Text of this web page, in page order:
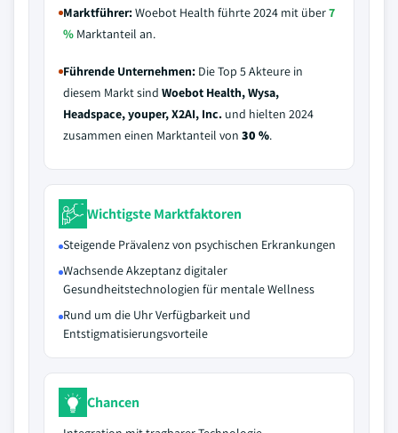
Marktführer:Woebot Health führte 2024 mit über7
% Marktanteil an.
Führende Unternehmen: Die Top 5 Akteure in
diesem Markt sind Woebot Health, Wysa,
Headspace, youper, X2AI, Inc. und hielten 2024
zusammen einen Marktanteil von 30 %.
Wichtigste Marktfaktoren
Steigende Prävalenz von psychischen Erkrankungen
Wachsende Akzeptanz digitaler
Gesundheitstechnologien für mentale Wellness
Rund um die Uhr Verfügbarkeit und
Entstigmatisierungsvorteile
Chancen